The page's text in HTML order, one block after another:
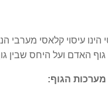
ושכמות
הינו עיסוי קלאסי
גוף האדם ועל היחס שבין
הגוף: